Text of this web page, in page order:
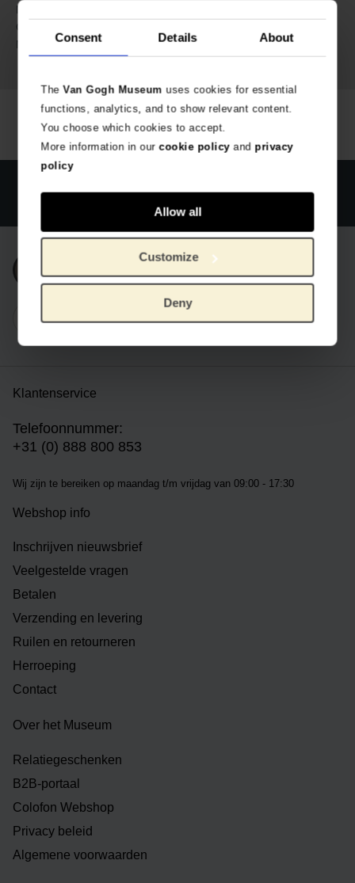
Consent Details About
TheVan Gogh Museum uses cookies for essential
functions, analytics, and to show relevant content.
You choose which cookies to accept.
More information in ourcookie policyand privacy
policy
Allow all
Customize
Deny
Merk:
Gewicht:
Materiaal:
Magnetisch materiaal, papier,
epoxy laag
Wereldwijde verzending
Klantenservice
Telefoonnummer:
+31 (0) 888 800 853
Wij zijn te bereiken op maandag t/m vrijdag van 09:00 - 17:30
Webshop info
Inschrijven nieuwsbrief
Veelgestelde vragen
Betalen
Verzending en levering
Ruilen en retourneren
Herroeping
Contact
Over het Museum
Relatiegeschenken
B2B-portaal
Colofon Webshop
Privacy beleid
Algemene voorwaarden